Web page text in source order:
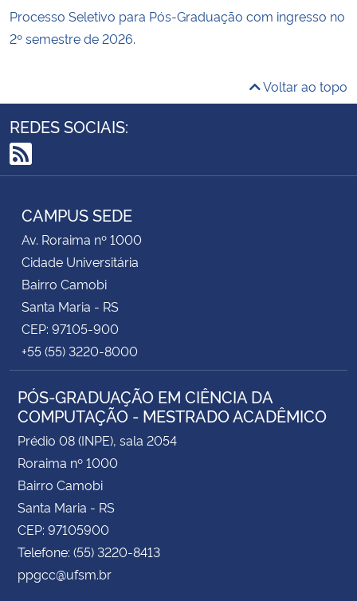
Processo Seletivo para Pós-Graduação com ingresso no
2º semestre de 2026.
Voltar ao topo
REDES SOCIAIS:
RSS
CAMPUS SEDE
Av. Roraima nº 1000
Cidade Universitária
Bairro Camobi
Santa Maria - RS
CEP: 97105-900
+55 (55) 3220-8000
PÓS-GRADUAÇÃO EM CIÊNCIA DA
COMPUTAÇÃO - MESTRADO ACADÊMICO
Prédio 08 (INPE), sala 2054
Roraima nº 1000
Bairro Camobi
Santa Maria - RS
CEP: 97105900
Telefone: (55) 3220-8413
ppgcc@ufsm.br